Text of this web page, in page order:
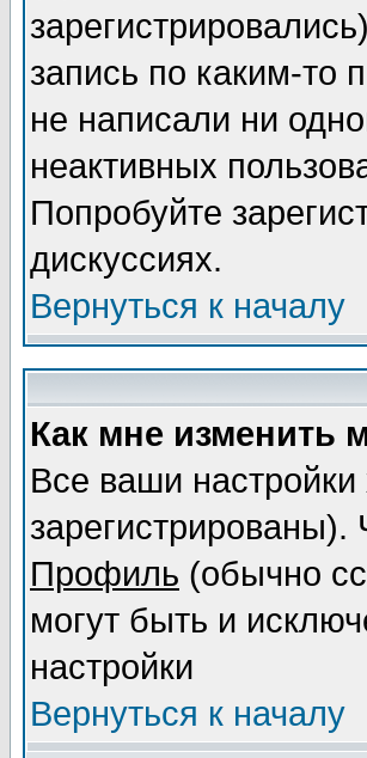
запись по каким-то
не написали ни
неактивных
Попробуйте
дискуссиях.
Вернуться к началу
Как мне изменить
Все ваши
Профиль (обычно
могут быть и
настройки
Вернуться к началу